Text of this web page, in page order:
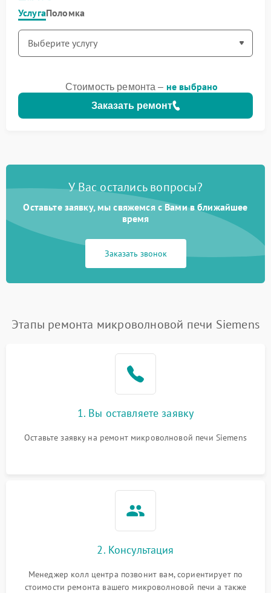
УслугаПоломка
Заказать ремонт
Стоимость ремонта – не выбрано
У Вас остались вопросы?
Оставьте заявку, мы свяжемся с Вами в ближайшее
время
Заказать звонок
Этапы ремонта микроволновой печи Siemens
1. Вы оставляете заявку
Оставьте заявку на ремонт микроволновой печи Siemens
2. Консультация
Менеджер колл центра позвонит вам, сориентирует по
стоимости ремонта вашего микроволновой печи а также